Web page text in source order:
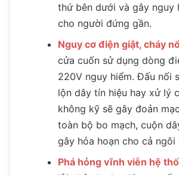
thứ bên dưới và gây nguy
cho người đứng gần.
Nguy cơ điện giật, cháy
cửa cuốn sử dụng dòng
220V nguy hiểm. Đấu nối
lộn dây tín hiệu hay xử lý
không kỹ sẽ gây đoản
toàn bộ bo mạch, cuộn
gây hỏa hoạn cho cả ngôi
Phá hỏng vĩnh viễn hệ